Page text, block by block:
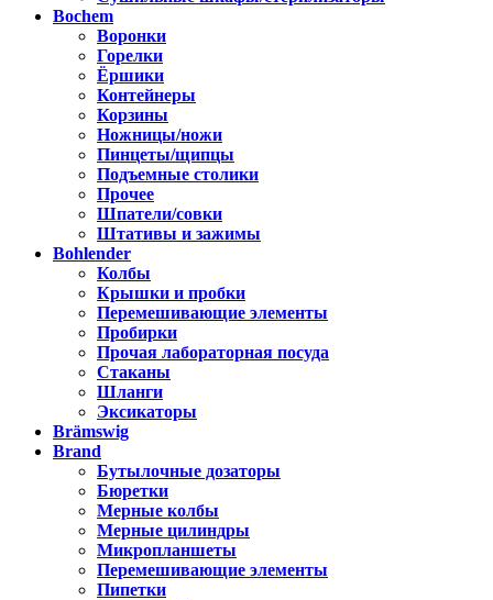
Bochem
Воронки
Горелки
Ёршики
Контейнеры
Корзины
Ножницы/ножи
Пинцеты/щипцы
Подъемные столики
Прочее
Шпатели/совки
Штативы и зажимы
Bohlender
Колбы
Крышки и пробки
Перемешивающие элементы
Пробирки
Прочая лабораторная посуда
Стаканы
Шланги
Эксикаторы
Brämswig
Brand
Бутылочные дозаторы
Бюретки
Мерные колбы
Мерные цилиндры
Микропланшеты
Перемешивающие элементы
Пипетки